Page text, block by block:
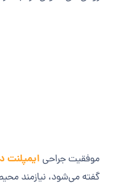
موفقیت جراحی ایمپلنت
گفته می‌شود، نیازمند